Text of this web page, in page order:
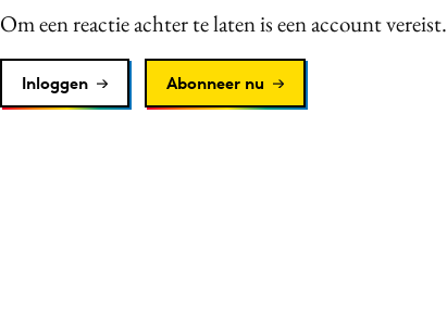
Om een reactie achter te laten is een account vereist.
Inloggen Abonneer nu